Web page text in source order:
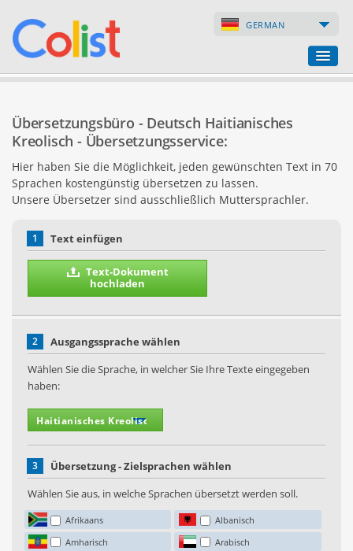
GERMAN
Firmenverzeichnis
Webseiten
Internet-Shops
Übersetzungsbüro - Deutsch Haitianisches
Kreolisch - Übersetzungsservice:
Hier haben Sie die Möglichkeit, jeden gewünschten Text in 70
Sprachen kostengünstig übersetzen zu lassen.
Unsere Übersetzer sind ausschließlich Muttersprachler.
1 Text einfügen
Text-Dokument
hochladen
2
Ausgangssprache wählen
Wählen Sie die Sprache, in welcher Sie Ihre Texte eingegeben
haben:
3
Übersetzung - Zielsprachen wählen
Wählen Sie aus, in welche Sprachen übersetzt werden soll.
Afrikaans
Albanisch
Amharisch
Arabisch